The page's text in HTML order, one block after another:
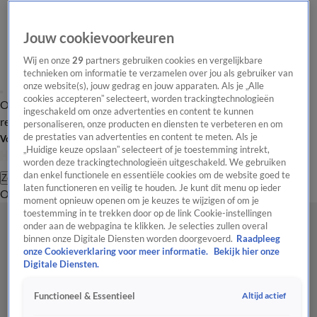
Overzicht Laatste nieuws Regionieuws Het beste van Hart
Tip de
redactie
Volg Hart van Nederland
Zoeken
OverzichtRegioUitzendingenWeerTip de redactiePanelVideo's
Jouw cookievoorkeuren
Wij en onze29 partners gebruiken cookies en vergelijkbare
technieken om informatie te verzamelen over jou als gebruiker van
onze website(s), jouw gedrag en jouw apparaten. Als je „Alle
cookies accepteren” selecteert, worden trackingtechnologieën
ingeschakeld om onze advertenties en content te kunnen
personaliseren, onze producten en diensten te verbeteren en om
de prestaties van advertenties en content te meten. Als je
„Huidige keuze opslaan” selecteert of je toestemming intrekt,
worden deze trackingtechnologieën uitgeschakeld. We gebruiken
dan enkel functionele en essentiële cookies om de website goed te
laten functioneren en veilig te houden. Je kunt dit menu op ieder
moment opnieuw openen om je keuzes te wijzigen of om je
toestemming in te trekken door op de link Cookie-instellingen
onder aan de webpagina te klikken. Je selecties zullen overal
binnen onze Digitale Diensten worden doorgevoerd. Raadpleeg
onze Cookieverklaring voor meer informatie.
Bekijk hier onze
Digitale Diensten.
Functioneel & Essentieel Altijd actief